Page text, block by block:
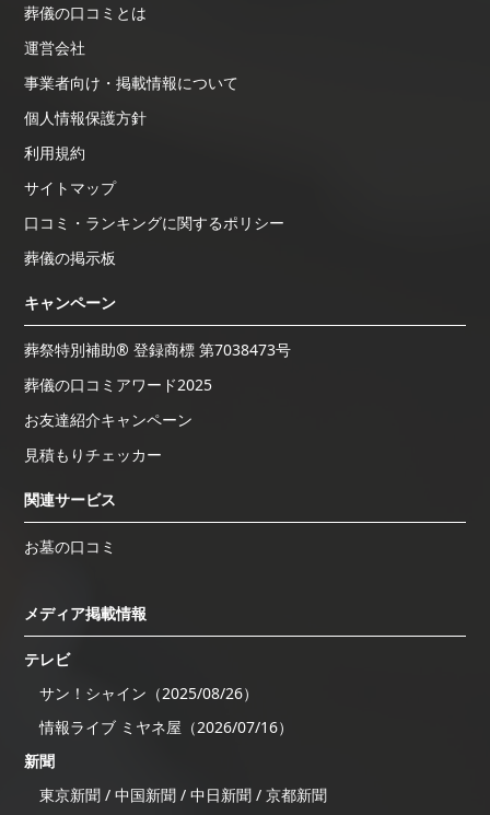
葬儀の口コミとは
運営会社
事業者向け・掲載情報について
個人情報保護方針
利用規約
サイトマップ
口コミ・ランキングに関するポリシー
葬儀の掲示板
キャンペーン
葬祭特別補助® 登録商標 第7038473号
葬儀の口コミアワード2025
お友達紹介キャンペーン
見積もりチェッカー
関連サービス
お墓の口コミ
メディア掲載情報
テレビ
サン！シャイン（2025/08/26）
情報ライブ ミヤネ屋（2026/07/16）
新聞
東京新聞 / 中国新聞 / 中日新聞 / 京都新聞